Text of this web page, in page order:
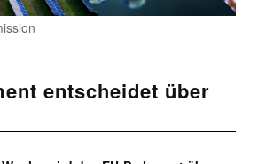
entscheidet über